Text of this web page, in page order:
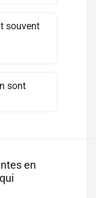
souvent
sont
en